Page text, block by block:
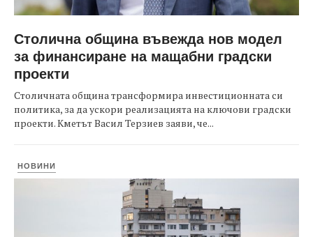
Столична община въвежда нов модел
за финансиране на мащабни градски
проекти
Столичната община трансформира инвестиционната си
политика, за да ускори реализацията на ключови градски
проекти. Кметът Васил Терзиев заяви, че...
НОВИНИ